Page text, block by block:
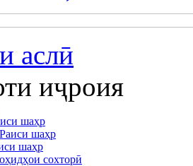
аслӣ
иҷроия
шаҳр
шаҳр
шаҳр
сохторӣ